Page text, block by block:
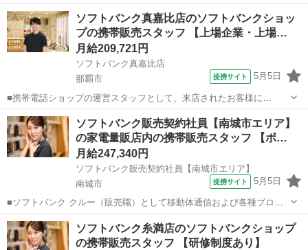
Android、iPhone、iPadなどの端末及びプランを提案します。 最初は
緊張するかもしれませんが、「お客様のお役に立ちたい」というお気
持ちがあれば大丈夫です。...
沖縄 宮古島市 その他
ソフトバンク真嘉比店のソフトバンクショッ
プの携帯販売スタッフ 【上場企業・上場…
月給209,721円
ソフトバンク真嘉比店
那覇市
提携サイト 5月5日
■携帯電話ショップの運営スタッフとして、来店されたお客様に
Android、iPhone、iPadなどの端末及びプランを提案します。 最初は
緊張するかもしれませんが、「お客様のお役に立ちたい」というお気
持ちがあれば大丈夫です。...
沖縄 那覇市 その他
ソフトバンク販売契約社員【南城市エリア】
の家電量販店内の携帯販売スタッフ 【ボ…
月給247,340円
ソフトバンク販売契約社員【南城市エリア】
南城市
提携サイト 5月5日
■ソフトバンク クルー（販売職）として移動体通信および各種ブロー
ドバンドサービスの提案・販売をお任せします。 【具体的な業務内
容】 ・スマートフォンなどの販売 ・新規加入やプラン変更の事務手続
き ・その他、各種商品・サービ...
沖縄 南城市 その他
ソフトバンク糸満店のソフトバンクショップ
の携帯販売スタッフ 【研修制度あり】